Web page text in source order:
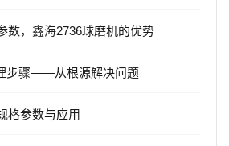
数，鑫海2736球磨机的优势
步骤——从根源解决问题
格参数与应用